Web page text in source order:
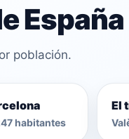
España
población.
habitantes
El